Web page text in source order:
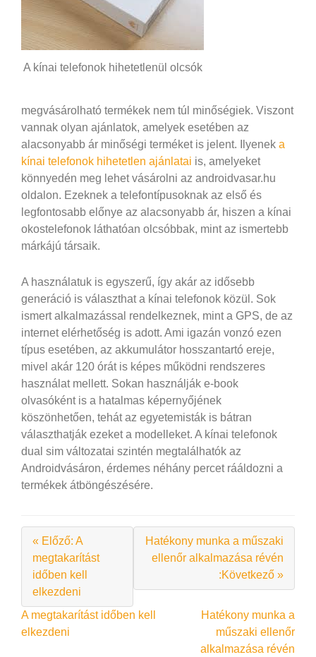
A kínai telefonok hihetetlenül olcsók
megvásárolható termékek nem túl minőségiek. Viszont
vannak olyan ajánlatok, amelyek esetében az
alacsonyabb ár minőségi terméket is jelent. Ilyenek a
kínai telefonok hihetetlen ajánlatai is, amelyeket
könnyedén meg lehet vásárolni az androidvasar.hu
oldalon. Ezeknek a telefontípusoknak az első és
legfontosabb előnye az alacsonyabb ár, hiszen a kínai
okostelefonok láthatóan olcsóbbak, mint az ismertebb
márkájú társaik.
A használatuk is egyszerű, így akár az idősebb
generáció is választhat a kínai telefonok közül. Sok
ismert alkalmazással rendelkeznek, mint a GPS, de az
internet elérhetőség is adott. Ami igazán vonzó ezen
típus esetében, az akkumulátor hosszantartó ereje,
mivel akár 120 órát is képes működni rendszeres
használat mellett. Sokan használják e-book
olvasóként is a hatalmas képernyőjének
köszönhetően, tehát az egyetemisták is bátran
választhatják ezeket a modelleket. A kínai telefonok
dual sim változatai szintén megtalálhatók az
Androidvásáron, érdemes néhány percet rááldozni a
termékek átböngészésére.
« Előző: A
megtakarítást
időben kell
elkezdeni
Hatékony munka a műszaki
ellenőr alkalmazása révén
:Következő »
Bejegyzés
navigáció
A megtakarítást időben kell
elkezdeni
Hatékony munka a
műszaki ellenőr
alkalmazása révén